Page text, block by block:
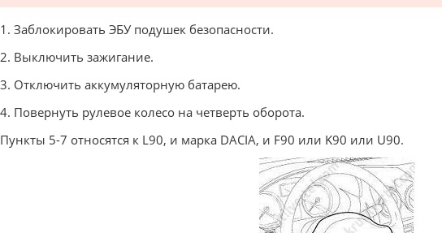
1. Заблокировать ЭБУ подушек безопасности.
2. Выключить зажигание.
3. Отключить аккумуляторную батарею.
4. Повернуть рулевое колесо на четверть оборота.
Пункты 5-7 относятся к L90, и марка DACIA, и F90 или K90 или U90.